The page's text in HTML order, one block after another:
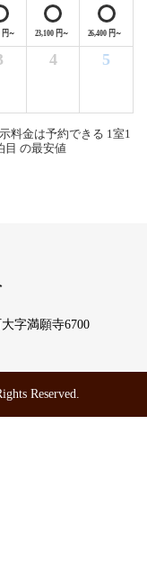
円～ 23,100 円～ 26,400 円～
4 5
料金は予約できる 1室1
目 の最安値
字満願寺6700
Reserved.